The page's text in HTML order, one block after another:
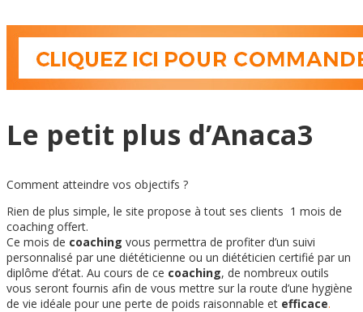
Le petit plus d’Anaca3
Comment atteindre vos objectifs ?
Rien de plus simple, le site propose à tout ses clients 1 mois de
coaching offert.
Ce mois de coaching vous permettra de profiter d’un suivi
personnalisé par une diététicienne ou un diététicien certifié par un
diplôme d’état. Au cours de ce coaching, de nombreux outils
vous seront fournis afin de vous mettre sur la route d’une hygiène
de vie idéale pour une perte de poids raisonnable et efficace.